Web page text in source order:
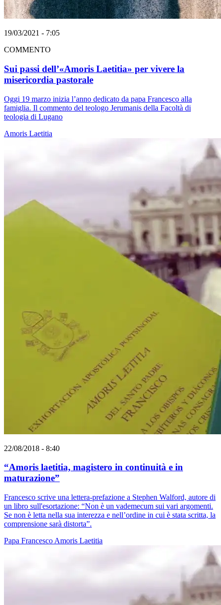
19/03/2021 - 7:05
COMMENTO
Sui passi dell’«Amoris Laetitia» per vivere la
misericordia pastorale
Oggi 19 marzo inizia l’anno dedicato da papa Francesco alla
famiglia. Il commento del teologo Jerumanis della Facoltà di
teologia di Lugano
Amoris Laetitia
22/08/2018 - 8:40
“Amoris laetitia, magistero in continuità e in
maturazioneˮ
Francesco scrive una lettera-prefazione a Stephen Walford, autore di
un libro sull'esortazione: “Non è un vademecum sui vari argomenti.
Se non è letta nella sua interezza e nell’ordine in cui è stata scritta, la
comprensione sarà distortaˮ.
Papa Francesco Amoris Laetitia